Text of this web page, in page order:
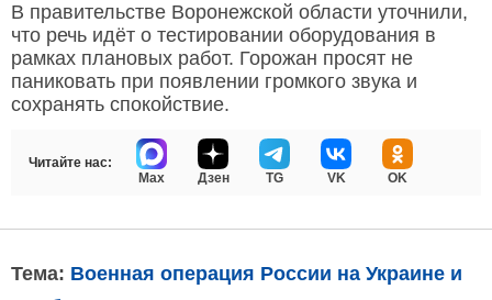
В правительстве Воронежской области уточнили,
что речь идёт о тестировании оборудования в
рамках плановых работ. Горожан просят не
паниковать при появлении громкого звука и
сохранять спокойствие.
Читайте нас:
Max
Дзен TG VK OK
Тема: Военная операция России на Украине и